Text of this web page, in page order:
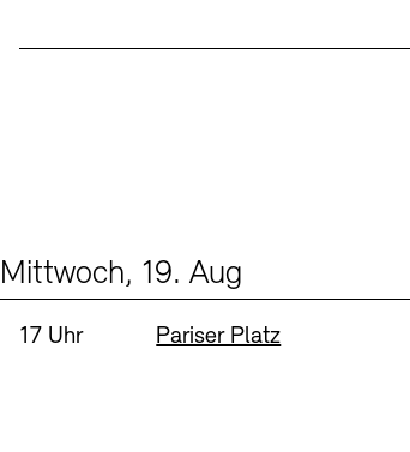
Mittwoch, 19. Aug
Uhrzeit:
17 Uhr Standort
Pariser Platz